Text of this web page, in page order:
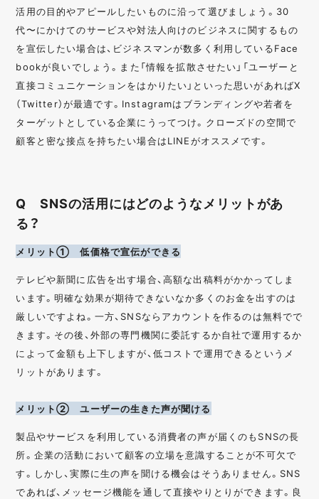
活用の目的やアピールしたいものに沿って選びましょう。30
代〜にかけてのサービスや対法人向けのビジネスに関するもの
を宣伝したい場合は、ビジネスマンが数多く利用しているFace
bookが良いでしょう。また「情報を拡散させたい」「ユーザーと
直接コミュニケーションをはかりたい」といった思いがあればX
（Twitter）が最適です。Instagramはブランディングや若者を
ターゲットとしている企業にうってつけ。クローズドの空間で
顧客と密な接点を持ちたい場合はLINEがオススメです。
Q SNSの活用にはどのようなメリットがあ
る？
メリット① 低価格で宣伝ができる
テレビや新聞に広告を出す場合、高額な出稿料がかかってしま
います。明確な効果が期待できないなか多くのお金を出すのは
厳しいですよね。一方、SNSならアカウントを作るのは無料でで
きます。その後、外部の専門機関に委託するか自社で運用するか
によって金額も上下しますが、低コストで運用できるというメ
リットがあります。
メリット② ユーザーの生きた声が聞ける
製品やサービスを利用している消費者の声が届くのもSNSの長
所。企業の活動において顧客の立場を意識することが不可欠で
す。しかし、実際に生の声を聞ける機会はそうありません。SNS
であれば、メッセージ機能を通して直接やりとりができます。良